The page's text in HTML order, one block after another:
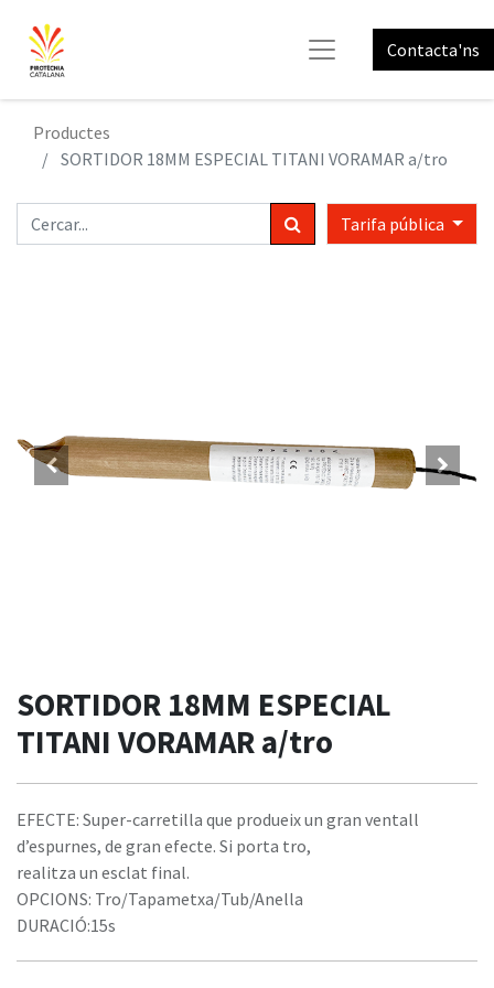
Contacta'ns
Productes
SORTIDOR 18MM ESPECIAL TITANI VORAMAR a/tro
Tarifa pública
SORTIDOR 18MM ESPECIAL
TITANI VORAMAR a/tro
EFECTE: Super-carretilla que produeix un gran ventall
d’espurnes, de gran efecte. Si porta tro,
realitza un esclat final.
OPCIONS: Tro/Tapametxa/Tub/Anella
DURACIÓ:15s